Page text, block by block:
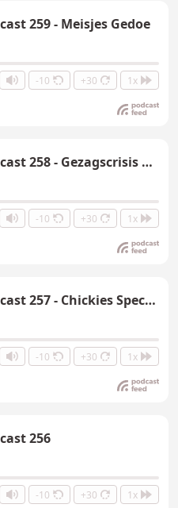
259 - Meisjes Gedoe
-10 +30 1x
Nare Jongens Podcast 258 - Gezagscrisis Special
-10 +30 1x
Nare Jongens Podcast 257 - Chickies Special
-10 +30 1x
256
-10 +30 1x